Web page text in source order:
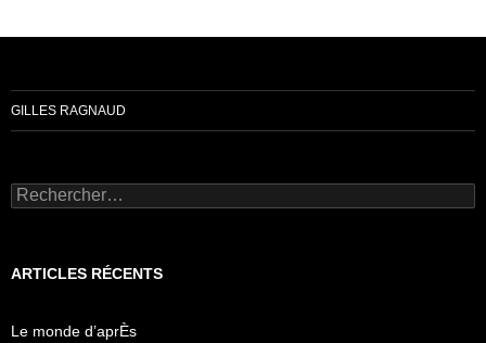
GILLES RAGNAUD
Rechercher :
ARTICLES RÉCENTS
Le monde d’aprÈs